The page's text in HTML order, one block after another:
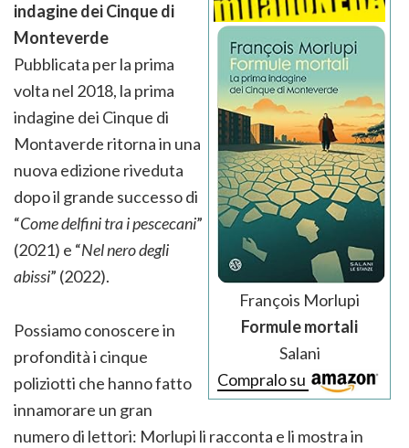
François Morlupi
Formule mortali
Salani
Compralo su
indagine dei Cinque di
Monteverde
Pubblicata per la prima
volta nel 2018, la prima
indagine dei Cinque di
Montaverde ritorna in una
nuova edizione riveduta
dopo il grande successo di
“Come delfini tra i pescecani”
(2021) e “Nel nero degli
abissi” (2022).
Possiamo conoscere in
profondità i cinque
poliziotti che hanno fatto
innamorare un gran
numero di lettori: Morlupi li racconta e li mostra in